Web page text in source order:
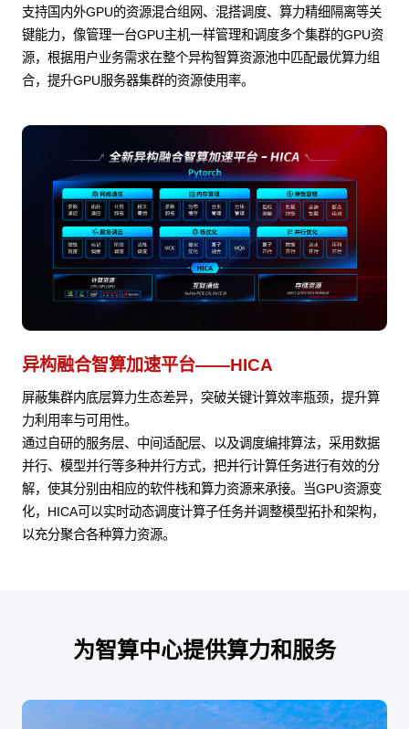
支持国内外GPU的资源混合组网、混搭调度、算力精细隔离等关
键能力，像管理一台GPU主机一样管理和调度多个集群的GPU资
源，根据用户业务需求在整个异构智算资源池中匹配最优算力组
合，提升GPU服务器集群的资源使用率。
异构融合智算加速平台——HICA
屏蔽集群内底层算力生态差异，突破关键计算效率瓶颈，提升算
力利用率与可用性。
通过自研的服务层、中间适配层、以及调度编排算法，采用数据
并行、模型并行等多种并行方式，把并行计算任务进行有效的分
解，使其分别由相应的软件栈和算力资源来承接。当GPU资源变
化，HICA可以实时动态调度计算子任务并调整模型拓扑和架构，
以充分聚合各种算力资源。
为智算中心提供算力和服务